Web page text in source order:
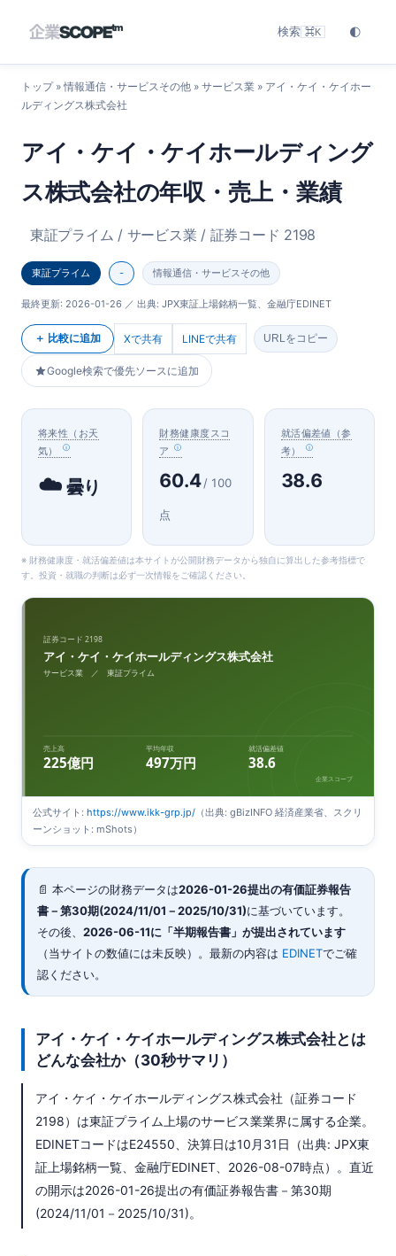
検索 ⌘K 🌓
トップ» 情報通信・サービスその他 » サービス業 » アイ・ケイ・ケイホー
ルディングス株式会社
アイ・ケイ・ケイホールディング
ス株式会社の年収・売上・業績
東証プライム / サービス業 / 証券コード 2198
東証プライム - 情報通信・サービスその他
最終更新: 2026-01-26 ／ 出典: JPX東証上場銘柄一覧、金融庁EDINET
＋ 比較に追加 Xで共有 LINEで共有 URLをコピー
Google検索で優先ソースに追加
将来性（お天
気）
☁️曇り
財務健康度スコ
ア
60.4 / 100
点
就活偏差値（参
考）
38.6
※ 財務健康度・就活偏差値は本サイトが公開財務データから独自に算出した参考指標で
す。投資・就職の判断は必ず一次情報をご確認ください。
証券コード 2198
アイ・ケイ・ケイホールディングス株式会社
サービス業 ／ 東証プライム
売上高
225億円
平均年収
497万円
就活偏差値
38.6
企業スコープ
公式サイト: https://www.ikk-grp.jp/ （出典: gBizINFO 経済産業省、スクリ
ーンショット: mShots）
📄 本ページの財務データは2026-01-26提出の有価証券報告
書－第30期(2024/11/01－2025/10/31)に基づいています。
その後、 2026-06-11に「半期報告書」が提出されています
（当サイトの数値には未反映）。最新の内容は EDINETでご確
認ください。
アイ・ケイ・ケイホールディングス株式会社とは
どんな会社か（30秒サマリ）
アイ・ケイ・ケイホールディングス株式会社（証券コード
2198）は東証プライム上場のサービス業業界に属する企業。
EDINETコードはE24550、決算日は10月31日（出典: JPX東
証上場銘柄一覧、金融庁EDINET、2026-08-07時点）。直近
の開示は2026-01-26提出の有価証券報告書－第30期
(2024/11/01－2025/10/31)。